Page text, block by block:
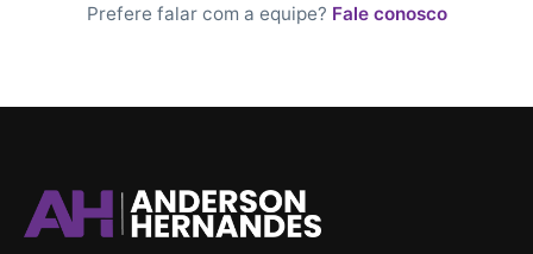
Prefere falar com a equipe? Fale conosco